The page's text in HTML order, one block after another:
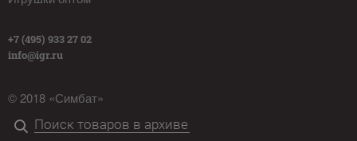
+7 (495) 933 27 02
info@igr.ru
© 2018 «Симбат»